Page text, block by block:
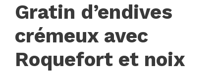
Gratin d’endives
crémeux avec
Roquefort et noix